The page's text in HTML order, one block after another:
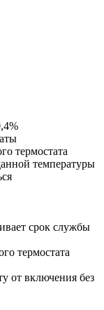
термостата
температуры
срок службы
термостата
от включения без